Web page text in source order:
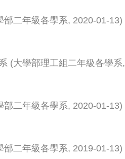
部二年級各學系, 2020-01-13)
(大學部理工組二年級各學系
部二年級各學系, 2020-01-13)
部二年級各學系, 2019-01-13)